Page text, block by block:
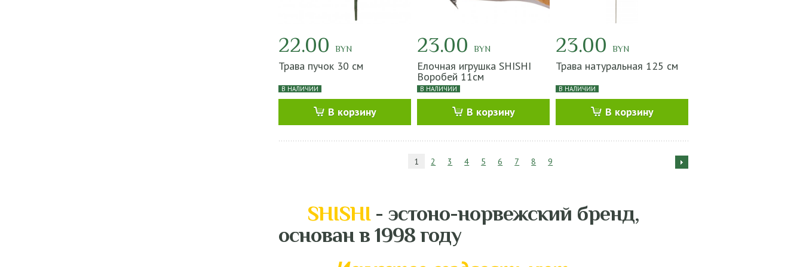
22.00BYN
Трава пучок 30 см
В НАЛИЧИИ
В корзину
23.00BYN
Елочная игрушка SHISHI
Воробей 11см
В НАЛИЧИИ
В корзину
23.00BYN
Трава натуральная 125 см
В НАЛИЧИИ
В корзину
1 2 3 4 5 6 7 8 9
SHISHI- эстоно-норвежский бренд,
основан в 1998 году